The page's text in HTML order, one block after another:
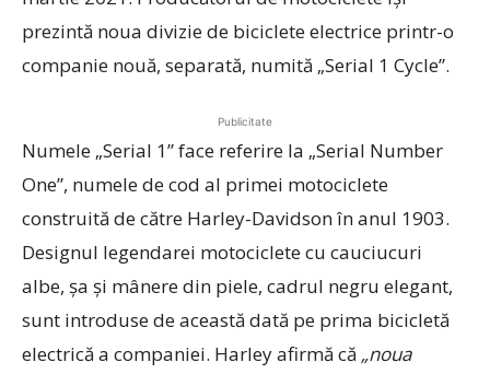
prezintă noua divizie de biciclete electrice printr-o
companie nouă, separată, numită „Serial 1 Cycle”.
Publicitate
Numele „Serial 1” face referire la „Serial Number
One”, numele de cod al primei motociclete
construită de către Harley-Davidson în anul 1903.
Designul legendarei motociclete cu cauciucuri
albe, șa și mânere din piele, cadrul negru elegant,
sunt introduse de această dată pe prima bicicletă
electrică a companiei. Harley afirmă că „noua